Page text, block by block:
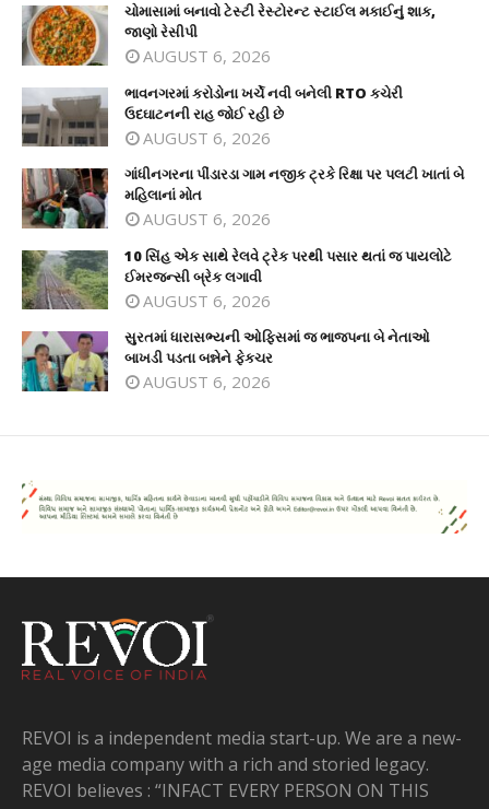
ચોમાસામાં બનાવો ટેસ્ટી રેસ્ટોરન્ટ સ્ટાઈલ મકાઈનું શાક,
જાણો રેસીપી
AUGUST 6, 2026
ભાવનગરમાં કરોડોના ખર્ચે નવી બનેલી RTO કચેરી
ઉદઘાટનની રાહ જોઈ રહી છે
AUGUST 6, 2026
ગાંધીનગરના પીંડારડા ગામ નજીક ટ્રકે રિક્ષા પર પલટી ખાતાં બે
મહિલાનાં મોત
AUGUST 6, 2026
10 સિંહ એક સાથે રેલવે ટ્રેક પરથી પસાર થતાં જ પાયલોટે
ઈમરજન્સી બ્રેક લગાવી
AUGUST 6, 2026
સુરતમાં ધારાસભ્યની ઓફિસમાં જ ભાજપના બે નેતાઓ
બાખડી પડતા બન્નેને ફેકચર
AUGUST 6, 2026
REVOI is a independent media start-up. We are a new-
age media company with a rich and storied legacy.
REVOI believes : “INFACT EVERY PERSON ON THIS